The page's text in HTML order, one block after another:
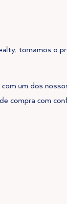
tornamos o
um dos
compra com